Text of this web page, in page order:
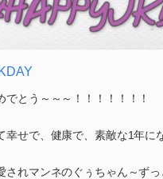
でとう～～～！！！！！！！
幸せで、健康で、素敵な1年に
されマンネのぐぅちゃん～ずっ